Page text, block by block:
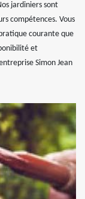
jardiniers sont
compétences. Vous
courante que
et
Simon Jean